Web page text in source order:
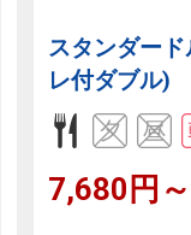
スタンダー
レ付ダブル)
7,680円